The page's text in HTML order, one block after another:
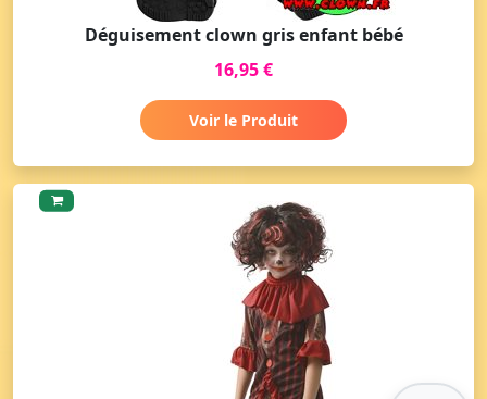
Déguisement clown gris enfant bébé
16,95 €
Voir le Produit